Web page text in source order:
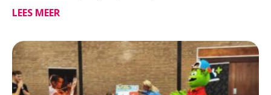
LEES MEER